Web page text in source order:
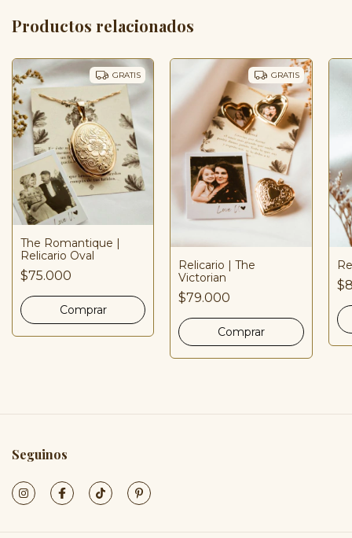
Productos relacionados
GRATIS
The Romantique |
Relicario Oval
$75.000
GRATIS
Relicario | The
Victorian
$79.000
Seguinos